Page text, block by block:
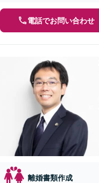
電話でお問い合わせ
離婚書類作成